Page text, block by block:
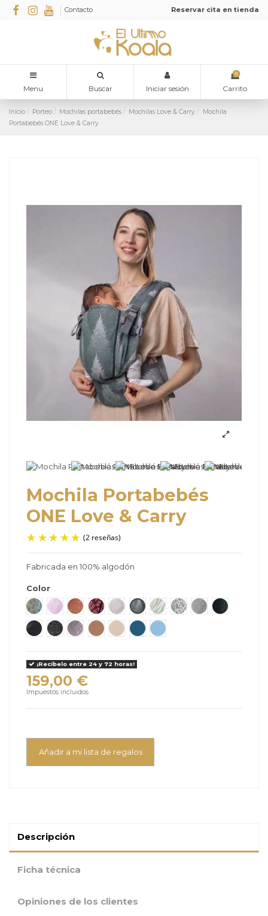
Contacto Reservar cita en tienda
Menu Buscar Iniciar sesión
0
Carrito
Inicio Porteo Mochilas portabebés Mochilas Love & Carry
Mochila
Portabebés ONE Love & Carry
Mochila Portabebés
ONE Love & Carry
(2 reseñas)
Fabricada en 100% algodón
Color
Acacia BloomCaramelCoral DesertForestLemongrass
Leo MonsoonTruffle
TwilightUrbanWave Pecan Wheat Denim Light Denim
¡Recíbelo entre 24 y 72 horas!
159,00 €
Impuestos incluidos
Añadir a mi lista de regalos
Descripción
Ficha técnica
Opiniones de los clientes